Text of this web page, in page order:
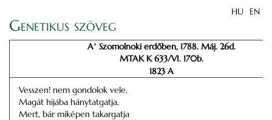
HU EN
Genetikus szöveg
Aʼ Szomolnoki erdőben, 1788. Máj. 26d.
MTAK K 633/VI. 170b.
1823 A
Vesszen! nem gondolok vele.
Magát hijába hánytatgatja,
Mert, bár miképen takargatja